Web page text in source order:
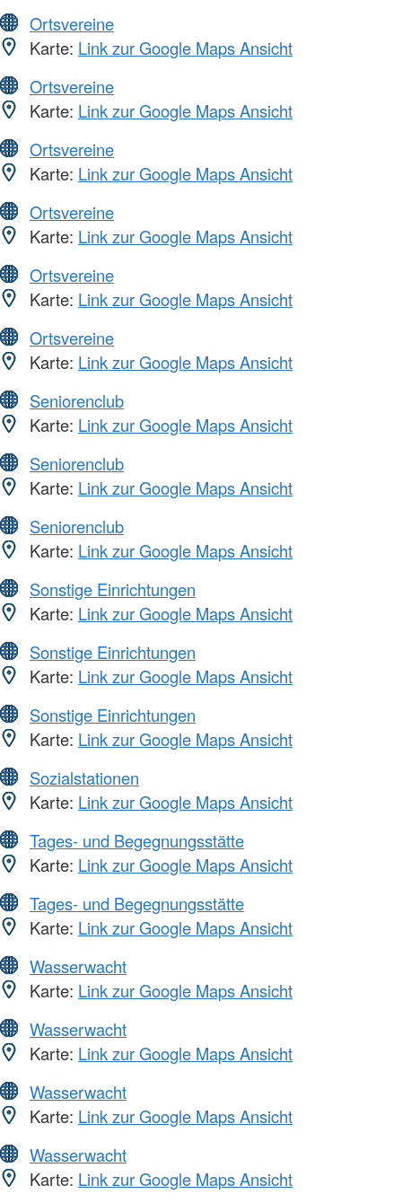
Ortsvereine
Karte: Link zur Google Maps Ansicht
Ortsvereine
Karte: Link zur Google Maps Ansicht
Ortsvereine
Karte: Link zur Google Maps Ansicht
Ortsvereine
Karte: Link zur Google Maps Ansicht
Ortsvereine
Karte: Link zur Google Maps Ansicht
Ortsvereine
Karte: Link zur Google Maps Ansicht
Seniorenclub
Karte: Link zur Google Maps Ansicht
Seniorenclub
Karte: Link zur Google Maps Ansicht
Seniorenclub
Karte: Link zur Google Maps Ansicht
Sonstige Einrichtungen
Karte: Link zur Google Maps Ansicht
Sonstige Einrichtungen
Karte: Link zur Google Maps Ansicht
Sonstige Einrichtungen
Karte: Link zur Google Maps Ansicht
Sozialstationen
Karte: Link zur Google Maps Ansicht
Tages- und Begegnungsstätte
Karte: Link zur Google Maps Ansicht
Tages- und Begegnungsstätte
Karte: Link zur Google Maps Ansicht
Wasserwacht
Karte: Link zur Google Maps Ansicht
Wasserwacht
Karte: Link zur Google Maps Ansicht
Wasserwacht
Karte: Link zur Google Maps Ansicht
Wasserwacht
Karte: Link zur Google Maps Ansicht